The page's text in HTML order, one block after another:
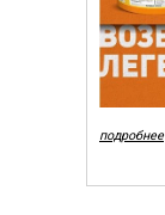
подробнее